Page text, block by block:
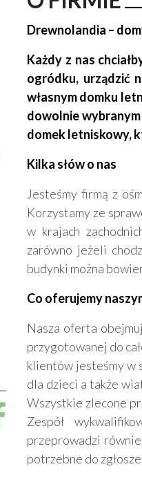
Drewnolandia –
Każdy z nas
ogródku, urządzić
własnym domku
dowolnie
domek letniskowy,
Kilka słów o nas
Jesteśmy firmą z
Korzystamy ze
w krajach
zarówno jeżeli
budynki można
Co oferujemy
Nasza oferta
przygotowanej do
klientów jesteśmy w
dla dzieci a także
Wszystkie zlecone
Zespół
przeprowadzi
potrzebne do